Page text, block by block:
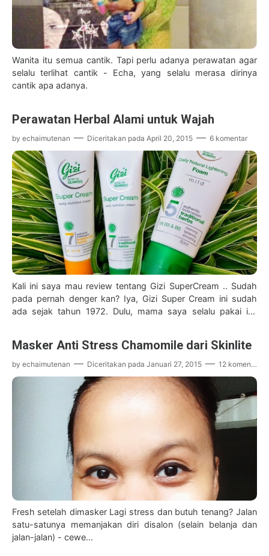
Wanita itu semua cantik. Tapi perlu adanya perawatan agar
selalu terlihat cantik - Echa, yang selalu merasa dirinya
cantik apa adanya.
Perawatan Herbal Alami untuk Wajah
by echaimutenan Diceritakan pada April 20, 2015 6 komentar
Kali ini saya mau review tentang Gizi SuperCream .. Sudah
pada pernah denger kan? Iya, Gizi Super Cream ini sudah
ada sejak tahun 1972. Dulu, mama saya selalu pakai ini.
Masker Anti Stress Chamomile dari Skinlite
by echaimutenan Diceritakan pada Januari 27, 2015 12 komentar
Fresh setelah dimasker Lagi stress dan butuh tenang? Jalan
satu-satunya memanjakan diri disalon (selain belanja dan
jalan-jalan) - cewe…